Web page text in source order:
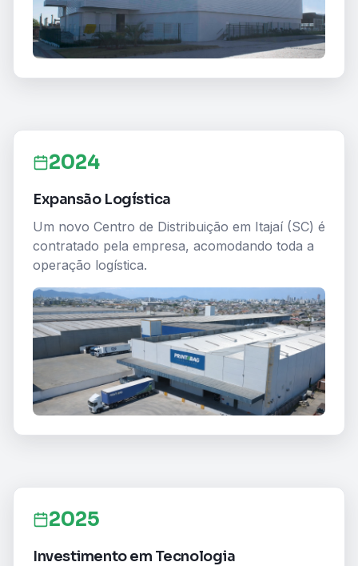
2024
Expansão Logística
Um novo Centro de Distribuição em Itajaí (SC) é
contratado pela empresa, acomodando toda a
operação logística.
2025
Investimento em Tecnologia